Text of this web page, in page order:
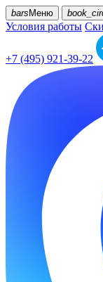
bars Меню
Условия работы
+7 (495) 921-39-22